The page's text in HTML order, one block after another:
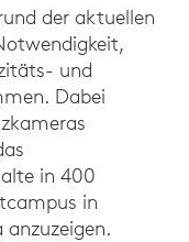
der aktuellen
und
Dabei
in 400
in
anzuzeigen.